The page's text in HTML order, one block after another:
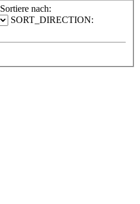
Sortiere nach:
SORT_DIRECTION: